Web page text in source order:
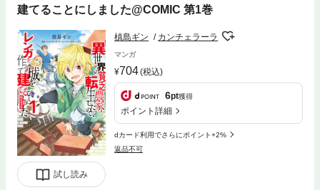
建てることにしました@COMIC 第1巻
試し読み
槙島ギン カンチェラーラ
マンガ
704(税込)
6pt獲得
ポイント詳細
dカード利用でさらにポイント+2%
返品不可